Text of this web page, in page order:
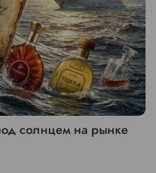
солнцем на рынке